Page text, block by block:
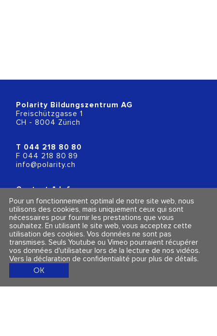
Polarity Bildungszentrum AG
Freischützgasse 1
CH - 8004 Zürich
T 044 218 80 80
F 044 218 80 89
info@polarity.ch
Contact & Info
Conditions générales
Mentions légales et politique de confidentialité
Suivez-nous
Pour un fonctionnement optimal de notre site web, nous
utilisons des cookies, mais uniquement ceux qui sont
nécessaires pour fournir les prestations que vous
souhaitez. En utilisant le site web, vous acceptez cette
utilisation des cookies. Vos données ne sont pas
transmises. Seuls Youtube ou Vimeo pourraient récupérer
vos données d'utilisateur lors de la lecture de nos vidéos.
Vers la déclaration de confidentialité pour plus de détails.
OK